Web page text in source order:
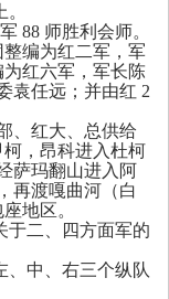
军 88 师胜利会师。
编为红二军，军
红六军，军长陈
袁任远；并由红 2
、红大、总供给
，昂科进入杜柯
萨玛翻山进入阿
再渡嘎曲河（白
地区。
于二、四方面军的
、中、右三个纵队